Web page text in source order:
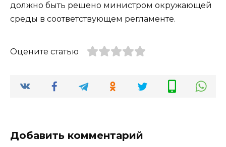
должно быть решено министром окружающей
среды в соответствующем регламенте.
Оцените статью
Добавить комментарий